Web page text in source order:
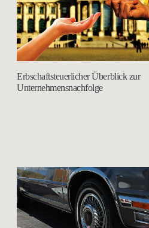
Erbschaftsteuerlicher Überblick zur
Unternehmensnachfolge